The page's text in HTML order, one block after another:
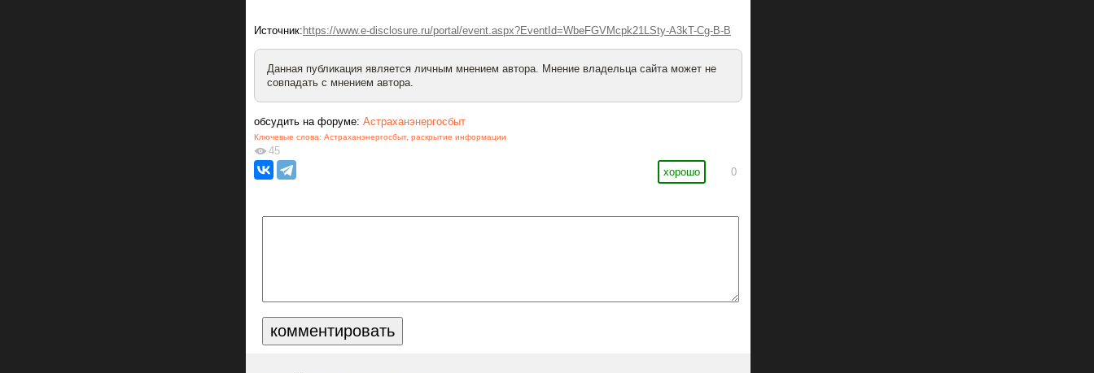
Источник: https://www.e-disclosure.ru/portal/event.aspx?EventId=WbeFGVMcpk21LSty-A3kT-Cg-B-B
Данная публикация является личным мнением автора. Мнение владельца сайта может не
совпадать с мнением автора.
обсудить на форуме: Астраханэнергосбыт
Ключевые слова: Астраханэнергосбыт, раскрытие информации
45
хорошо
0